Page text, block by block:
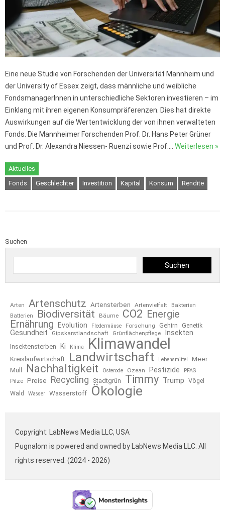
Eine neue Studie von Forschenden der Universität Mannheim und
der University of Essex zeigt, dass männliche und weibliche
FondsmanagerInnen in unterschiedliche Sektoren investieren – im
Einklang mit ihren eigenen Konsumpräferenzen. Dies hat direkte
Auswirkungen auf die Wertentwicklung der von ihnen verwalteten
Fonds. Die Mannheimer Forschenden Prof. Dr. Hans Peter Grüner
und Prof. Dr. Alexandra Niessen- Ruenzi sowie Prof.… Weiterlesen »
Aktuelles
Fonds
Geschlechter Investition Kapital Konsum Rendite
Suchen
Suchen
Arten Artenschutz Artensterben Artenvielfalt
Bakterien
Batterien
Biodiversität Bäume CO2 Energie
Ernährung
Evolution Fledermäuse Forschung Gehirn Genetik
Gesundheit Gipskarstlandschaft Grünflächenpflege Insekten
Insektensterben Ki Klima Klimawandel
Kreislaufwirtschaft Landwirtschaft Lebensmittel
Meer
Müll
Nachhaltigkeit Osterode Ozean Pestizide PFAS
Pilze Preise Recycling Stadtgrün Timmy Trump
Vögel
Wald
Wasser Wasserstoff Ökologie
Copyright: LabNews Media LLC, USA
Pugnalom is powered and owned by LabNews Media LLC. All
rights reserved. (2024 - 2026)